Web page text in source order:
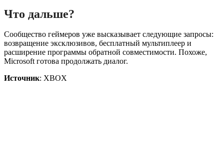
Что дальше?
Сообщество геймеров уже высказывает следующие запросы:
возвращение эксклюзивов, бесплатный мультиплеер и
расширение программы обратной совместимости. Похоже,
Microsoft готова продолжать диалог.
Источник: XBOX